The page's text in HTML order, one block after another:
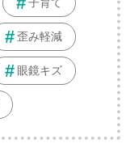
歪み軽減
眼鏡キズ